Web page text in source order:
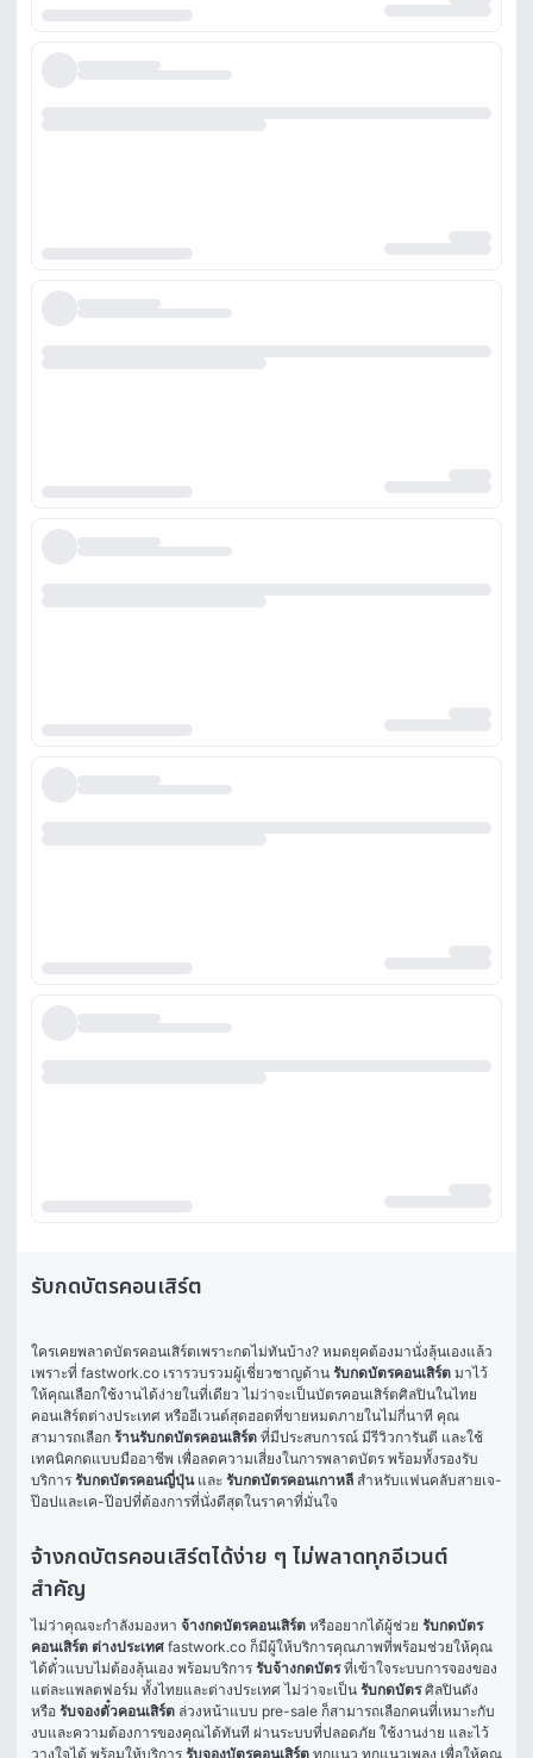
รับกดบัตรคอนเสิร์ต
ใครเคยพลาดบัตรคอนเสิร์ตเพราะกดไม่ทันบ้าง? หมดยุคต้องมานั่งลุ้นเองแล้ว
เพราะที่ fastwork.co เรารวบรวมผู้เชี่ยวชาญด้าน รับกดบัตรคอนเสิร์ต มาไว้
ให้คุณเลือกใช้งานได้ง่ายในที่เดียว ไม่ว่าจะเป็นบัตรคอนเสิร์ตศิลปินในไทย
คอนเสิร์ตต่างประเทศ หรืออีเวนต์สุดฮอตที่ขายหมดภายในไม่กี่นาที คุณ
สามารถเลือก ร้านรับกดบัตรคอนเสิร์ต ที่มีประสบการณ์ มีรีวิวการันตี และใช้
เทคนิคกดแบบมืออาชีพ เพื่อลดความเสี่ยงในการพลาดบัตร พร้อมทั้งรองรับ
บริการ รับกดบัตรคอนญี่ปุ่น และ รับกดบัตรคอนเกาหลี สำหรับแฟนคลับสายเจ-
ป๊อปและเค-ป๊อปที่ต้องการที่นั่งดีสุดในราคาที่มั่นใจ
จ้างกดบัตรคอนเสิร์ตได้ง่าย ๆ ไม่พลาดทุกอีเวนต์
สำคัญ
ไม่ว่าคุณจะกำลังมองหา จ้างกดบัตรคอนเสิร์ต หรืออยากได้ผู้ช่วย รับกดบัตร
คอนเสิร์ต ต่างประเทศ fastwork.co ก็มีผู้ให้บริการคุณภาพที่พร้อมช่วยให้คุณ
ได้ตั๋วแบบไม่ต้องลุ้นเอง พร้อมบริการ รับจ้างกดบัตร ที่เข้าใจระบบการจองของ
แต่ละแพลตฟอร์ม ทั้งไทยและต่างประเทศ ไม่ว่าจะเป็น รับกดบัตร ศิลปินดัง
หรือ รับจองตั๋วคอนเสิร์ต ล่วงหน้าแบบ pre-sale ก็สามารถเลือกคนที่เหมาะกับ
งบและความต้องการของคุณได้ทันที ผ่านระบบที่ปลอดภัย ใช้งานง่าย และไว้
วางใจได้ พร้อมให้บริการ รับจองบัตรคอนเสิร์ต ทุกแนว ทุกแนวเพลง เพื่อให้คุณ